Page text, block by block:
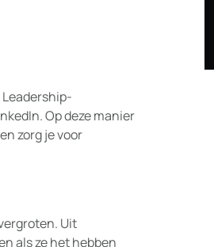
Op deze manier
zorg je voor
Uit
als ze het hebben